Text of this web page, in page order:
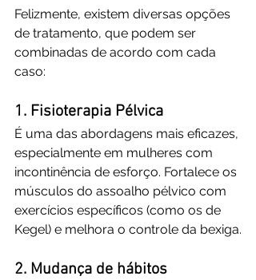
Felizmente, existem diversas opções
de tratamento, que podem ser
combinadas de acordo com cada
caso:
1. Fisioterapia Pélvica
É uma das abordagens mais eficazes,
especialmente em mulheres com
incontinência de esforço. Fortalece os
músculos do assoalho pélvico com
exercícios específicos (como os de
Kegel) e melhora o controle da bexiga.
2. Mudança de hábitos